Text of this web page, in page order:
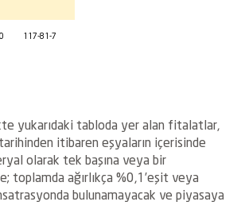
117-81-7
yukarıdaki tabloda yer alan fitalatlar,
itibaren eşyaların içerisinde
olarak tek başına veya bir
toplamda ağırlıkça %0,1’eşit veya
bulunamayacak ve piyasaya